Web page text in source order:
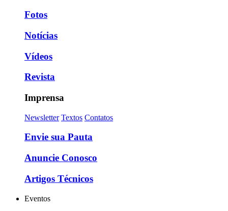
Fotos
Notícias
Vídeos
Revista
Imprensa
Newsletter Textos Contatos
Envie sua Pauta
Anuncie Conosco
Artigos Técnicos
Eventos